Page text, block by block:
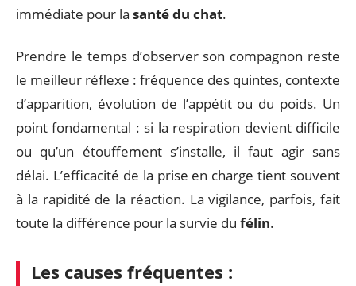
immédiate pour la santé du chat.
Prendre le temps d’observer son compagnon reste
le meilleur réflexe : fréquence des quintes, contexte
d’apparition, évolution de l’appétit ou du poids. Un
point fondamental : si la respiration devient difficile
ou qu’un étouffement s’installe, il faut agir sans
délai. L’efficacité de la prise en charge tient souvent
à la rapidité de la réaction. La vigilance, parfois, fait
toute la différence pour la survie du félin.
Les causes fréquentes :